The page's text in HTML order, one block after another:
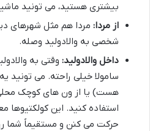
بیشتری هستید، می تونید
از مردا: مردا هم مثل شهرهای
شخصی به والادولید وصله.
داخل والادولید: وقتی به
سامولا خیلی راحته. می تونید
هست) یا از ون های کوچک
استفاده کنید. این کولکتیوها
حرکت می کنن و مستقیماً شما